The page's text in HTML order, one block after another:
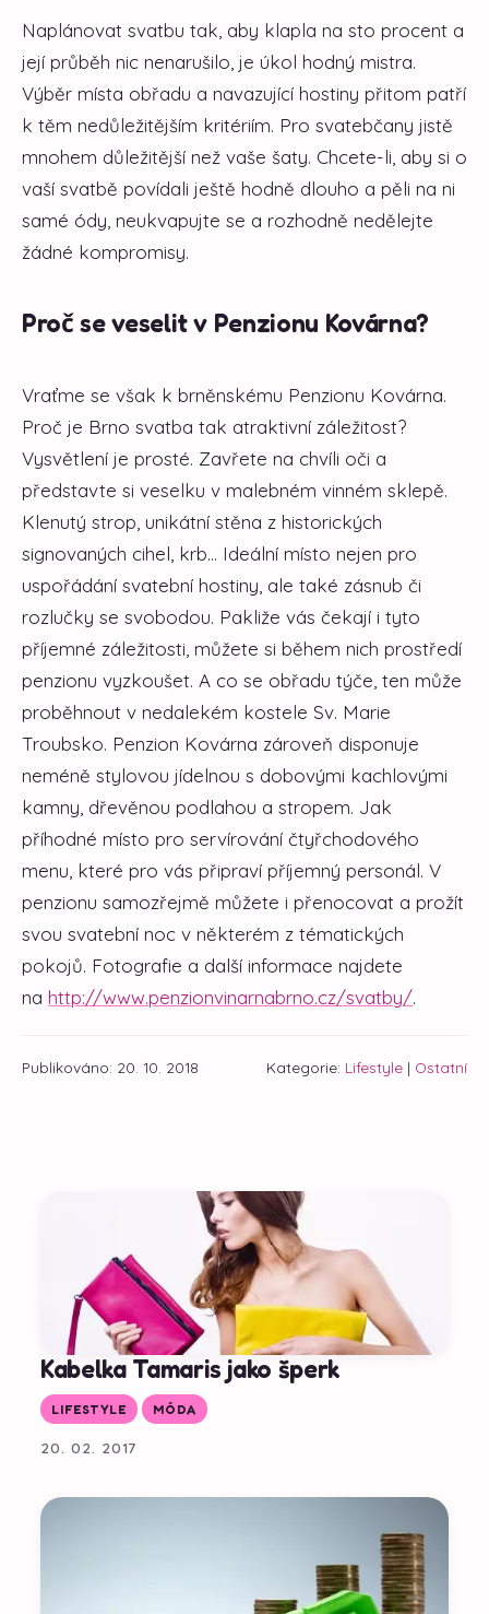
Naplánovat svatbu tak, aby klapla na sto procent a
její průběh nic nenarušilo, je úkol hodný mistra.
Výběr místa obřadu a navazující hostiny přitom patří
k těm nedůležitějším kritériím. Pro svatebčany jistě
mnohem důležitější než vaše šaty. Chcete-li, aby si o
vaší svatbě povídali ještě hodně dlouho a pěli na ni
samé ódy, neukvapujte se a rozhodně nedělejte
žádné kompromisy.
Proč se veselit v Penzionu Kovárna?
Vraťme se však k brněnskému Penzionu Kovárna.
Proč je Brno svatba tak atraktivní záležitost?
Vysvětlení je prosté. Zavřete na chvíli oči a
představte si veselku v malebném vinném sklepě.
Klenutý strop, unikátní stěna z historických
signovaných cihel, krb... Ideální místo nejen pro
uspořádání svatební hostiny, ale také zásnub či
rozlučky se svobodou. Pakliže vás čekají i tyto
příjemné záležitosti, můžete si během nich prostředí
penzionu vyzkoušet. A co se obřadu týče, ten může
proběhnout v nedalekém kostele Sv. Marie
Troubsko. Penzion Kovárna zároveň disponuje
neméně stylovou jídelnou s dobovými kachlovými
kamny, dřevěnou podlahou a stropem. Jak
příhodné místo pro servírování čtyřchodového
menu, které pro vás připraví příjemný personál. V
penzionu samozřejmě můžete i přenocovat a prožít
svou svatební noc v některém z tématických
pokojů. Fotografie a další informace najdete
na http://www.penzionvinarnabrno.cz/svatby/.
Publikováno: 20. 10. 2018 Kategorie: Lifestyle | Ostatní
Kabelka Tamaris jako šperk
LIFESTYLE MÓDA
20. 02. 2017